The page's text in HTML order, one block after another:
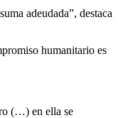
adeudada”, destaca
humanitario es
(…) en ella se